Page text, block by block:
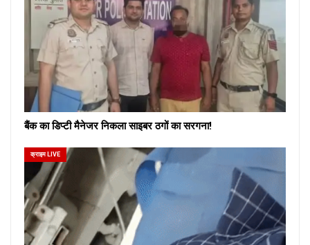
बैंक का डिप्टी मैनेजर निकला साइबर ठगों का सरगना!
क्राइम LIVE